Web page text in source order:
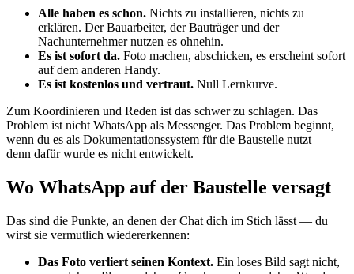
Alle haben es schon. Nichts zu installieren, nichts zu
erklären. Der Bauarbeiter, der Bauträger und der
Nachunternehmer nutzen es ohnehin.
Es ist sofort da. Foto machen, abschicken, es erscheint sofort
auf dem anderen Handy.
Es ist kostenlos und vertraut. Null Lernkurve.
Zum Koordinieren und Reden ist das schwer zu schlagen. Das
Problem ist nicht WhatsApp als Messenger. Das Problem beginnt,
wenn du es als Dokumentationssystem für die Baustelle nutzt —
denn dafür wurde es nicht entwickelt.
Wo WhatsApp auf der Baustelle versagt
Das sind die Punkte, an denen der Chat dich im Stich lässt — du
wirst sie vermutlich wiedererkennen:
Das Foto verliert seinen Kontext. Ein loses Bild sagt nicht,